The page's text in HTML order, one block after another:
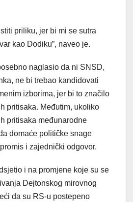
priliku, jer bi mi se sutra
kao Dodiku”, naveo je.
naglasio da ni SNSD,
ne bi trebao kandidovati
izborima, jer bi to značilo
pritisaka. Međutim, ukoliko
pritisaka međunarodne
domaće političke snage
i zajednički odgovor.
i na promjene koje su se
Dejtonskog mirovnog
da su RS-u postepeno